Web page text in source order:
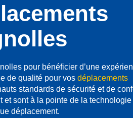
pour bénéficier d’une
de qualité pour vos déplacements
standards de sécurité et de
et sont à la pointe de la technologie
déplacement.